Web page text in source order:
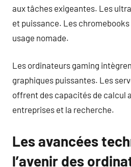
aux tâches exigeantes. Les
et puissance. Les
usage nomade.
Les ordinateurs gaming
graphiques puissantes. Les
offrent des capacités de calcul
entreprises et la recherche.
Les avancées
l’avenir des